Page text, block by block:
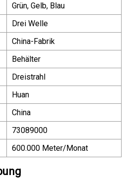
Grün, Gelb, Blau
Drei Welle
China-Fabrik
Behälter
Dreistrahl
Huan
China
73089000
600.000 Meter/Monat